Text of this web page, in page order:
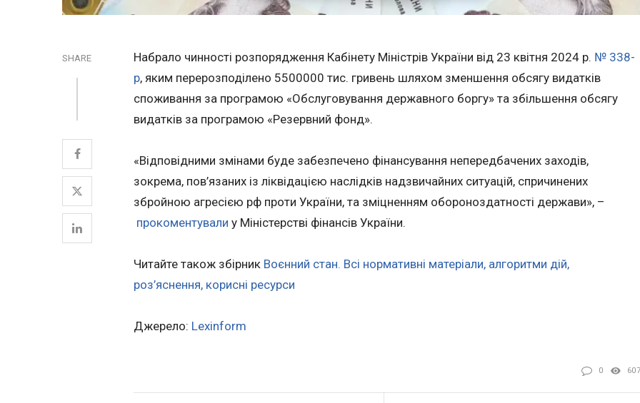
SHARE Набрало чинності розпорядження Кабінету Міністрів України від 23 квітня 2024 р. № 338-
р, яким перерозподілено 5500000 тис. гривень шляхом зменшення обсягу видатків
споживання за програмою «Обслуговування державного боргу» та збільшення обсягу
видатків за програмою «Резервний фонд».
«Відповідними змінами буде забезпечено фінансування непередбачених заходів,
зокрема, пов’язаних із ліквідацією наслідків надзвичайних ситуацій, спричинених
збройною агресією рф проти України, та зміцненням обороноздатності держави», –
прокоментували у Міністерстві фінансів України.
Читайте також збірник Воєнний стан. Всі нормативні матеріали, алгоритми дій,
роз’яснення, корисні ресурси
Джерело: Lexinform
0 607